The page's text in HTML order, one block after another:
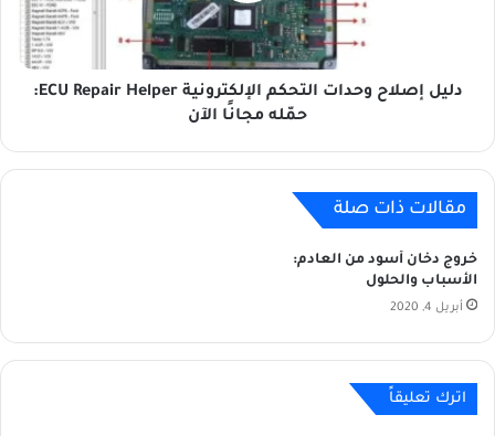
مجانًا
دليل إصلاح وحدات التحكم الإلكترونية ECU Repair Helper:
حمّله مجانًا الآن
مقالات ذات صلة
خروج دخان أسود من العادم:
الأسباب والحلول
أبريل 4, 2020
اترك تعليقاً